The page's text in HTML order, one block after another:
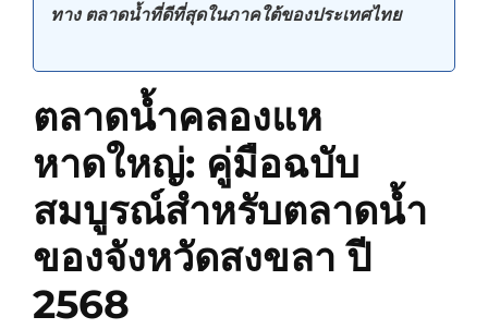
ทาง ตลาดน้ำที่ดีที่สุดในภาคใต้ของประเทศไทย
ตลาดน้ำคลองแห
หาดใหญ่: คู่มือฉบับ
สมบูรณ์สำหรับตลาดน้ำ
ของจังหวัดสงขลา ปี
2568